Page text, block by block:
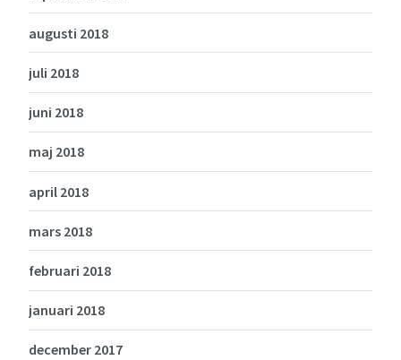
augusti 2018
juli 2018
juni 2018
maj 2018
april 2018
mars 2018
februari 2018
januari 2018
december 2017